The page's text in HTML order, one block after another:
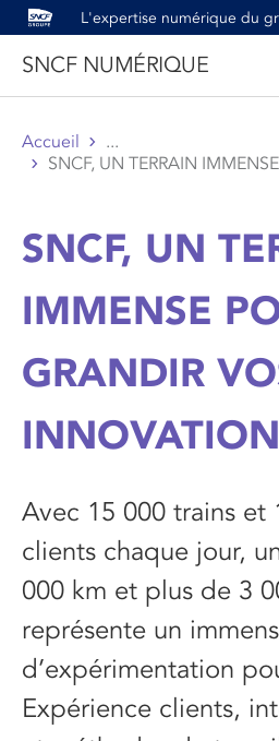
L'expertise numérique du
SNCF NUMÉRIQUE
Accueil
...
SNCF, UN TERRAIN
SNCF, UN
IMMENSE
GRANDIR
Avec 15 000 trains et
clients chaque jour,
000 km et plus de 3
représente un
d’expérimentation
Expérience clients,